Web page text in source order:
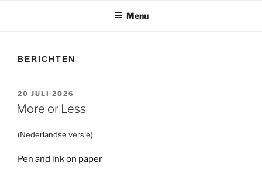
Menu
BERICHTEN
GEPLAATST
OP
20 JULI 2026
More or Less
(Nederlandse versie)
Pen and ink on paper